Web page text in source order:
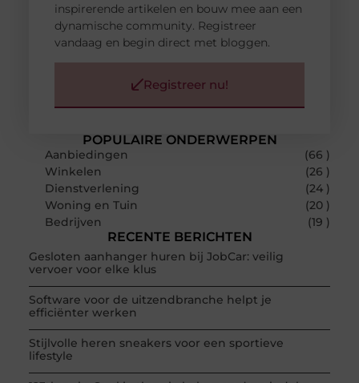
POPULAIRE ONDERWERPEN
Aanbiedingen
(66 )
Winkelen
(26 )
Dienstverlening
(24 )
Woning en Tuin
(20 )
Bedrijven
(19 )
RECENTE BERICHTEN
Gesloten aanhanger huren bij JobCar: veilig
vervoer voor elke klus
Software voor de uitzendbranche helpt je
efficiënter werken
Stijlvolle heren sneakers voor een sportieve
lifestyle
inspirerende artikelen en bouw mee aan een
dynamische community. Registreer
vandaag en begin direct met bloggen.
Registreer nu!